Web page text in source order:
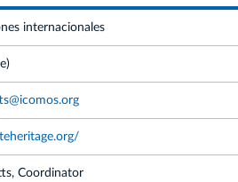
internacionales
Coordinator